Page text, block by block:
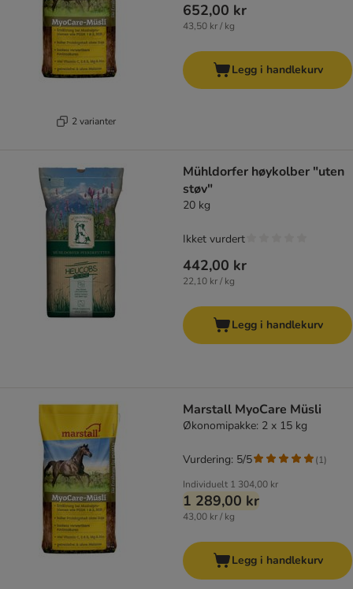
2 varianter
652,00 kr
43,50 kr / kg
Legg i handlekurv
Mühldorfer høykolber "uten
støv"
20 kg
442,00 kr
22,10 kr / kg
Ikket vurdert
Legg i handlekurv
Marstall MyoCare Müsli
Økonomipakke: 2 x 15 kg
Individuelt 1 304,00 kr
1 289,00 kr
43,00 kr / kg
Vurdering: 5/5 (1)
Legg i handlekurv